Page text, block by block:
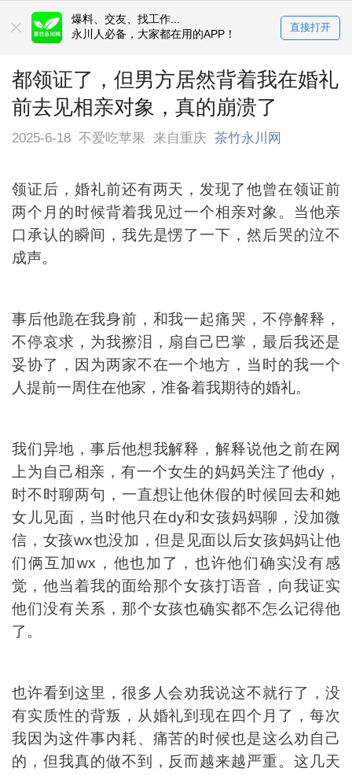
爆料、交友、找工作...
永川人必备，大家都在用的APP！
直接打开
都领证了，但男方居然背着我在婚礼
前去见相亲对象，真的崩溃了
2025-6-18 不爱吃苹果 来自重庆 茶竹永川网
领证后，婚礼前还有两天，发现了他曾在领证前
两个月的时候背着我见过一个相亲对象。当他亲
口承认的瞬间，我先是愣了一下，然后哭的泣不
成声。
事后他跪在我身前，和我一起痛哭，不停解释，
不停哀求，为我擦泪，扇自己巴掌，最后我还是
妥协了，因为两家不在一个地方，当时的我一个
人提前一周住在他家，准备着我期待的婚礼。
我们异地，事后他想我解释，解释说他之前在网
上为自己相亲，有一个女生的妈妈关注了他dy，
时不时聊两句，一直想让他休假的时候回去和她
女儿见面，当时他只在dy和女孩妈妈聊，没加微
信，女孩wx也没加，但是见面以后女孩妈妈让他
们俩互加wx，他也加了，也许他们确实没有感
觉，他当着我的面给那个女孩打语音，向我证实
他们没有关系，那个女孩也确实都不怎么记得他
了。
也许看到这里，很多人会劝我说这不就行了，没
有实质性的背叛，从婚礼到现在四个月了，每次
我因为这件事内耗、痛苦的时候也是这么劝自己
的，但我真的做不到，反而越来越严重。这几天